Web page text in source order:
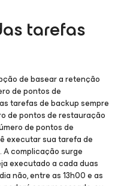
tarefas
de basear a retenção
de pontos de
tarefas de backup sempre
de pontos de restauração
de pontos de
executar sua tarefa de
A complicação surge
executado a cada duas
não, entre as 13h00 e as